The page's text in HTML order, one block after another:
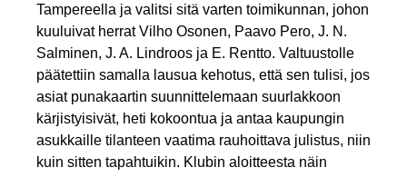
Tampereella ja valitsi sitä varten toimikunnan, johon
kuuluivat herrat Vilho Osonen, Paavo Pero, J. N.
Salminen, J. A. Lindroos ja E. Rentto. Valtuustolle
päätettiin samalla lausua kehotus, että sen tulisi, jos
asiat punakaartin suunnittelemaan suurlakkoon
kärjistyisivät, heti kokoontua ja antaa kaupungin
asukkaille tilanteen vaatima rauhoittava julistus, niin
kuin sitten tapahtuikin. Klubin aloitteesta näin